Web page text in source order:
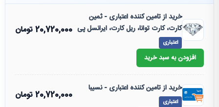
خرید از تامین کننده اعتباری - ثمین
کارت، کارت توانا، ریل کارت، ایرانسل پی
اعتباری
20,720,000تومان
افزودن به سبد خرید
خرید از تامین کننده اعتباری - نسیبا
اعتباری
20,720,000تومان